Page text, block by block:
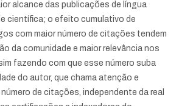
alcance das publicações de língua
científica; o efeito cumulativo de
com maior número de citações tendem
da comunidade e maior relevância nos
fazendo com que esse número suba
do autor, que chama atenção e
de citações, independente da real